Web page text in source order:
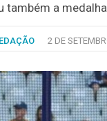
também a
2 DE